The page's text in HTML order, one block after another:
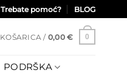
Trebate pomoć? BLOG
KOŠARICA / 0,00 € 0
PODRŠKA